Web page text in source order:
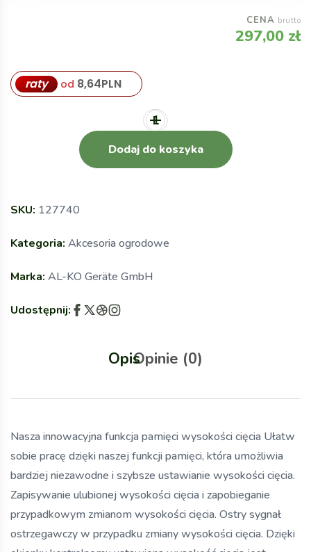
CENA brutto
297,00 zł
raty od 8,64PLN
Dodaj do koszyka
SKU: 127740
Kategoria: Akcesoria ogrodowe
Marka: AL-KO Geräte GmbH
Udostępnij:
OpisOpinie (0)
Nasza innowacyjna funkcja pamięci wysokości cięcia Ułatw
sobie pracę dzięki naszej funkcji pamięci, która umożliwia
bardziej niezawodne i szybsze ustawianie wysokości cięcia.
Zapisywanie ulubionej wysokości cięcia i zapobieganie
przypadkowym zmianom wysokości cięcia. Ostry sygnał
ostrzegawczy w przypadku zmiany wysokości cięcia. Dzięki